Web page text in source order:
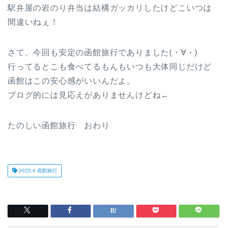
駅弁屋の岩のり弁当は結構ガッカリしたけどこいつは
間違いねぇ！
さて、今回も安定の函館旅行でありました(・∀・)
行ってるとこも食べてるもんもいつも大体同じだけど
函館はこの安心感がいいんだよ。
ブログ的には見応えがありませんけどね←
たのしい函館旅行 おわり
2025.4 函館旅行